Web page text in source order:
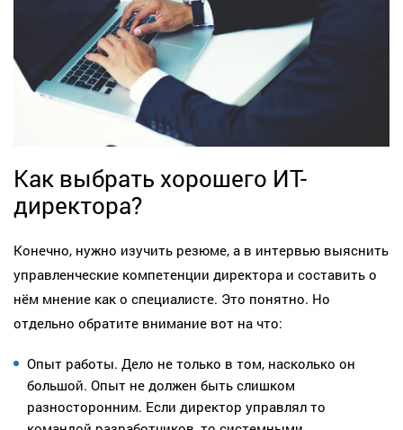
Как выбрать хорошего ИТ-
директора?
Конечно, нужно изучить резюме, а в интервью выяснить
управленческие компетенции директора и составить о
нём мнение как о специалисте. Это понятно. Но
отдельно обратите внимание вот на что:
Опыт работы. Дело не только в том, насколько он
большой. Опыт не должен быть слишком
разносторонним. Если директор управлял то